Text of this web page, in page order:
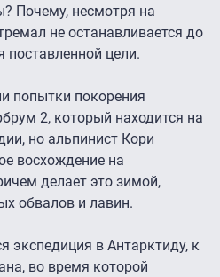
Почему, несмотря на
не останавливается до
поставленной цели.
попытки покорения
2, который находится на
но альпинист Кори
восхождение на
делает это зимой,
обвалов и лавин.
экспедиция в Антарктиду, к
во время которой